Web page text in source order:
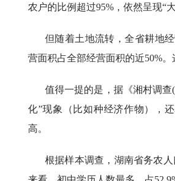
农户的比例超过95%，依然呈现“
但随着土地流转，全省耕地
营面积占全部经营面积的近50%
值得一提的是，据《湘村调
化”现象（比如种经济作物），
高。
根据样本调查，湖南省务农